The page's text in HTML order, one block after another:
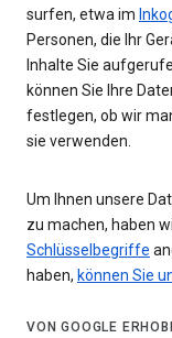
surfen, etwa im
Personen, die Ihr
Inhalte Sie
können Sie Ihre
festlegen, ob wir
sie verwenden.
Um Ihnen unsere
zu machen, haben
Schlüsselbegriffe
haben, können Sie
VON GOOGLE